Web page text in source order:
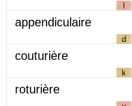
l
appendiculaire
d
couturière
k
roturière